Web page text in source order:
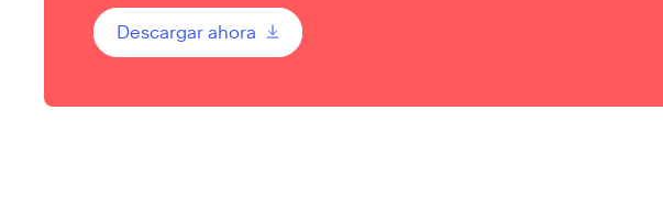
Descargar ahora